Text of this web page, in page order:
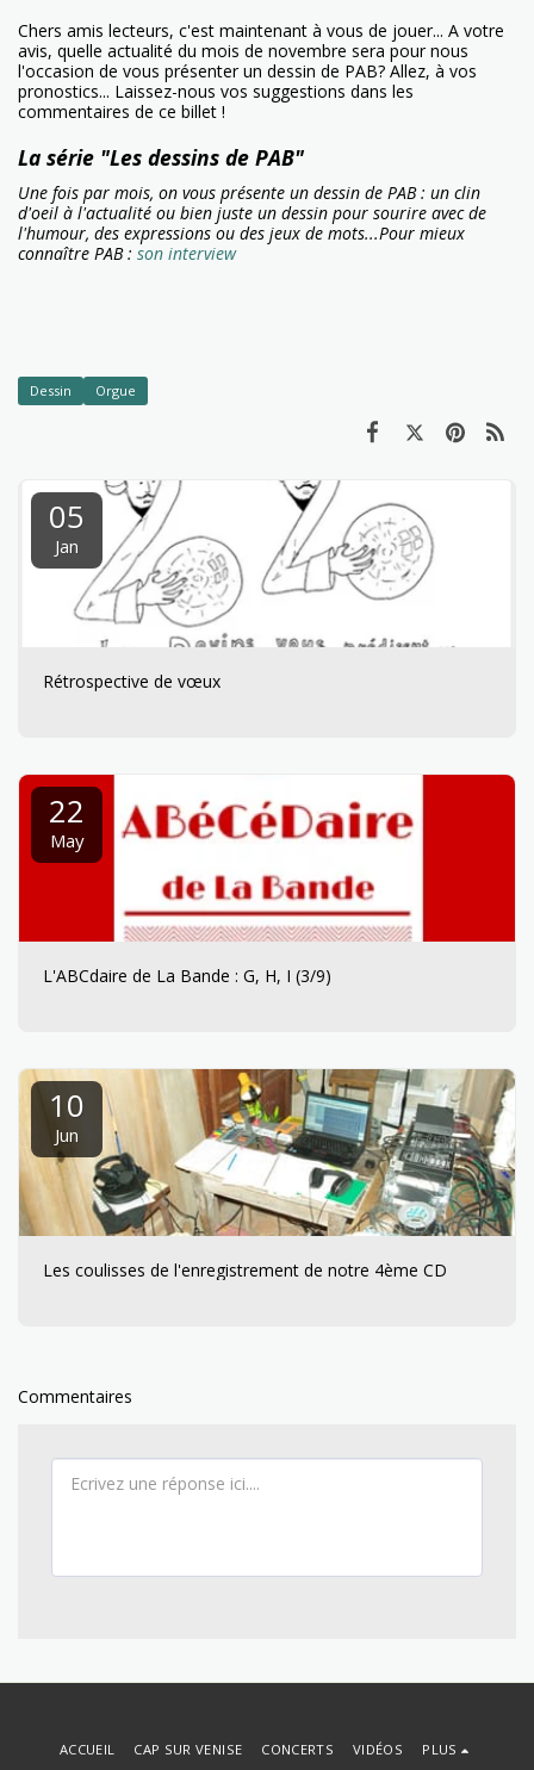
Chers amis lecteurs, c'est maintenant à vous de jouer... A votre
avis, quelle actualité du mois de novembre sera pour nous
l'occasion de vous présenter un dessin de PAB? Allez, à vos
pronostics... Laissez-nous vos suggestions dans les
commentaires de ce billet !
La série "Les dessins de PAB"
Une fois par mois, on vous présente un dessin de PAB : un clin
d'oeil à l'actualité ou bien juste un dessin pour sourire avec de
l'humour, des expressions ou des jeux de mots...Pour mieux
connaître PAB : son interview
Dessin Orgue
05
Jan
Rétrospective de vœux
22
May
L'ABCdaire de La Bande : G, H, I (3/9)
10
Jun
Les coulisses de l'enregistrement de notre 4ème CD
Commentaires
ACCUEIL CAP SUR VENISE CONCERTS VIDÉOS PLUS